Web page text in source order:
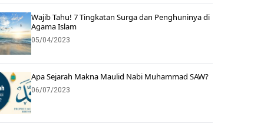
Wajib Tahu! 7 Tingkatan Surga dan Penghuninya di
Agama Islam
05/04/2023
Apa Sejarah Makna Maulid Nabi Muhammad SAW?
06/07/2023